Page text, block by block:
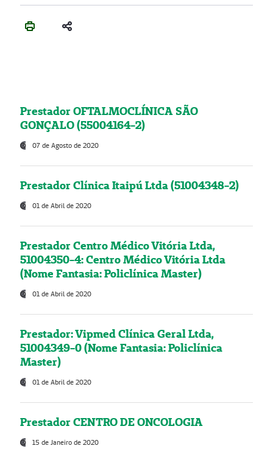
Prestador OFTALMOCLÍNICA SÃO
GONÇALO (55004164-2)
07 de Agosto de 2020
Prestador Clínica Itaipú Ltda (51004348-2)
01 de Abril de 2020
Prestador Centro Médico Vitória Ltda,
51004350-4: Centro Médico Vitória Ltda
(Nome Fantasia: Policlínica Master)
01 de Abril de 2020
Prestador: Vipmed Clínica Geral Ltda,
51004349-0 (Nome Fantasia: Policlínica
Master)
01 de Abril de 2020
Prestador CENTRO DE ONCOLOGIA
15 de Janeiro de 2020